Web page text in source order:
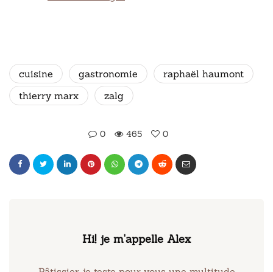
cuisine gastronomie
raphaël haumont
thierry marx
zalg
0 465 0
Hi! je m'appelle Alex